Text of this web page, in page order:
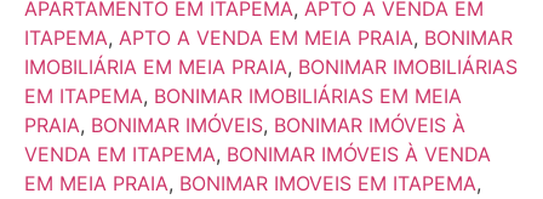
APARTAMENTO EM ITAPEMA, APTO A VENDA EM
ITAPEMA, APTO A VENDA EM MEIA PRAIA, BONIMAR
IMOBILIÁRIA EM MEIA PRAIA, BONIMAR IMOBILIÁRIAS
EM ITAPEMA, BONIMAR IMOBILIÁRIAS EM MEIA
PRAIA, BONIMAR IMÓVEIS, BONIMAR IMÓVEIS À
VENDA EM ITAPEMA, BONIMAR IMÓVEIS À VENDA
EM MEIA PRAIA, BONIMAR IMOVEIS EM ITAPEMA,